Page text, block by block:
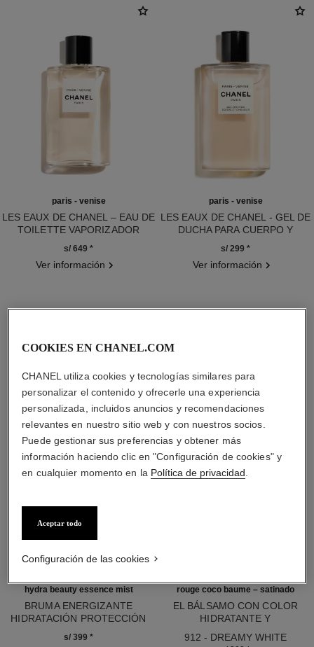
paris - venise
LES EAUX DE CHANEL – EAU DE
TOILETTE VAPORIZADOR
s/ 649 *
Ver información
paris - venise
LES EAUX DE CHANEL - GEL DE
DUCHA PARA CUERPO Y
s/ 299 *
Ver información
LOS ESENCIALES DE BELLEZA
hydra beauty essence mist
BRUMA ENERGIZANTE
HIDRATACIÓN PROTECCIÓN
s/ 399 *
rouge coco baume – satinado
EL BÁLSAMO CON COLOR
HIDRATANTE Y
INTENSIDAD A MEDIDA
912 - DREAMY WHITE
COOKIES EN CHANEL.COM
CHANEL utiliza cookies y tecnologías similares para
personalizar el contenido y ofrecerle una experiencia
personalizada, incluidos anuncios y recomendaciones
relevantes en nuestro sitio web y con nuestros socios.
Puede gestionar sus preferencias y obtener más
información haciendo clic en "Configuración de cookies" y
en cualquier momento en la Política de privacidad
Aceptar todo
Configuración de las cookies